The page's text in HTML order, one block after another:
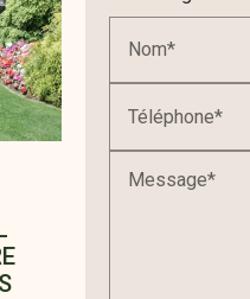
Nom*
Téléphone*
Message*